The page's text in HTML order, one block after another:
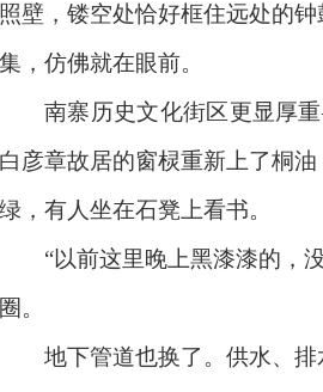
照壁，镂空处恰好框住远处的
集，仿佛就在眼前。
南寨历史文化街区更显厚重
白彦章故居的窗棂重新上了桐
绿，有人坐在石凳上看书。
“以前这里晚上黑漆漆的，没
圈。
地下管道也换了。供水、排